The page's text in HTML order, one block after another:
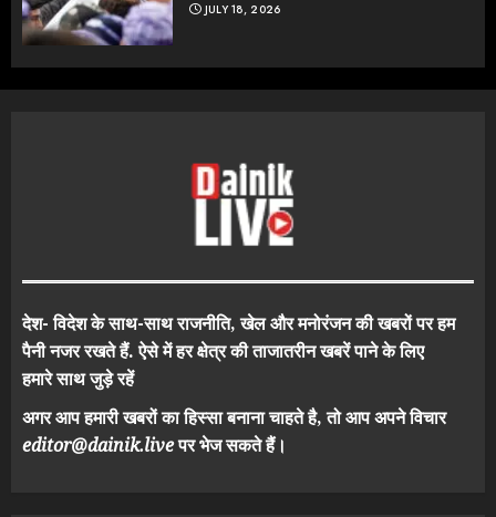
JULY 18, 2026
देश- विदेश के साथ-साथ राजनीति, खेल और मनोरंजन की खबरों पर हम
पैनी नजर रखते हैं. ऐसे में हर क्षेत्र की ताजातरीन खबरें पाने के लिए
हमारे साथ जुड़े रहें
अगर आप हमारी खबरों का हिस्सा बनाना चाहते है, तो आप अपने विचार
editor@dainik.liveपर भेज सकते हैं।